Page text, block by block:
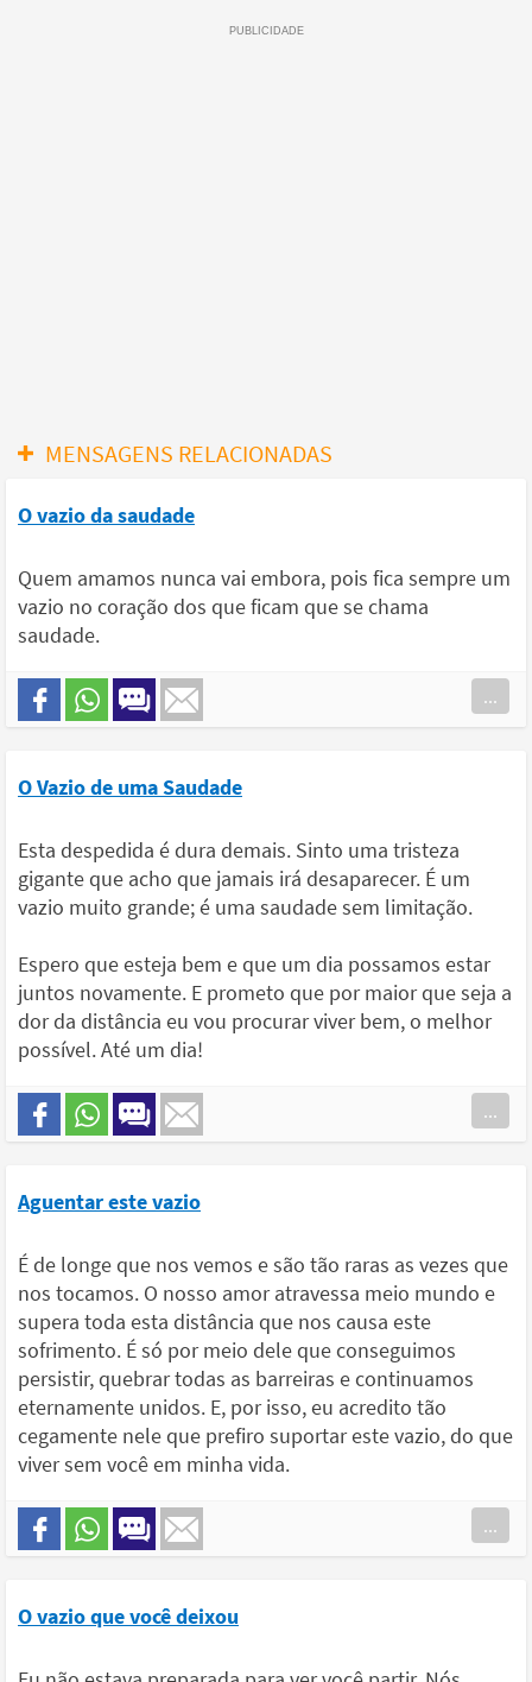
MENSAGENS RELACIONADAS
O vazio da saudade
Quem amamos nunca vai embora, pois fica sempre um
vazio no coração dos que ficam que se chama
saudade.
...
O Vazio de uma Saudade
Esta despedida é dura demais. Sinto uma tristeza
gigante que acho que jamais irá desaparecer. É um
vazio muito grande; é uma saudade sem limitação.
Espero que esteja bem e que um dia possamos estar
juntos novamente. E prometo que por maior que seja a
dor da distância eu vou procurar viver bem, o melhor
possível. Até um dia!
...
Aguentar este vazio
É de longe que nos vemos e são tão raras as vezes que
nos tocamos. O nosso amor atravessa meio mundo e
supera toda esta distância que nos causa este
sofrimento. É só por meio dele que conseguimos
persistir, quebrar todas as barreiras e continuamos
eternamente unidos. E, por isso, eu acredito tão
cegamente nele que prefiro suportar este vazio, do que
viver sem você em minha vida.
...
O vazio que você deixou